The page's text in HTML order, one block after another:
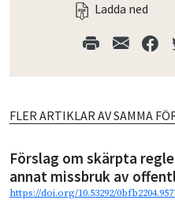
Ladda ned
FLER ARTIKLAR AV SAMMA
Förslag om skärpta
annat missbruk av
https://doi.org/10.53292/